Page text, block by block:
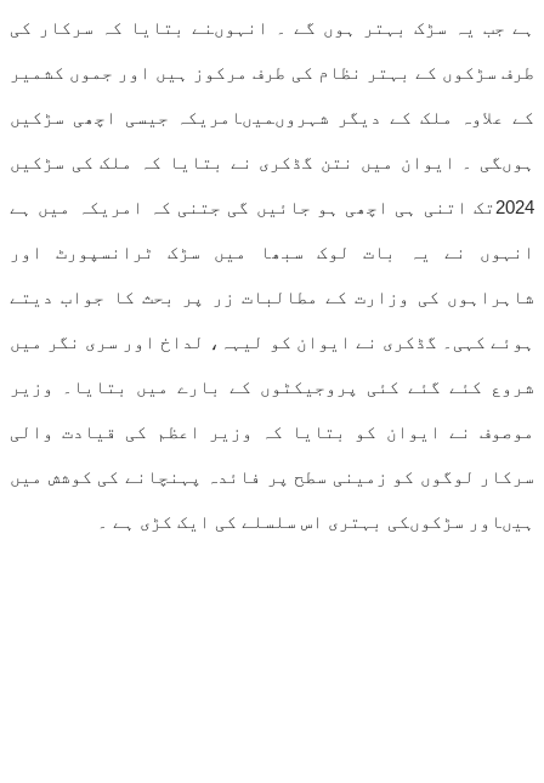
ہے جب یہ سڑک بہتر ہوں گے ۔ انہوںنے بتایا کہ سرکار کی
طرف سڑکوں کے بہتر نظام کی طرف مرکوز ہیں اور جموں کشمیر
کے علاوہ ملک کے دیگر شہروںمیںامریکہ جیسی اچھی سڑکیں
ہوںگی ۔ ایوان میں نتن گڈکری نے بتایا کہ ملک کی سڑکیں
2024تک اتنی ہی اچھی ہو جائیں گی جتنی کہ امریکہ میں ہے
انہوں نے یہ بات لوک سبھا میں سڑک ٹرانسپورٹ اور
شاہراہوں کی وزارت کے مطالبات زر پر بحث کا جواب دیتے
ہوئے کہی۔ گڈکری نے ایوان کو لیہہ، لداخ اور سری نگر میں
شروع کئے گئے کئی پروجیکٹوں کے بارے میں بتایا۔ وزیر
موصوف نے ایوان کو بتایا کہ وزیر اعظم کی قیادت والی
سرکار لوگوں کو زمینی سطح پر فائدہ پہنچانے کی کوشش میں
ہیںاور سڑکوںکی بہتری اس سلسلے کی ایک کڑی ہے ۔